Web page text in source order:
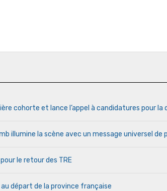
cohorte et lance l’appel à candidatures pour la
illumine la scène avec un message universel de
le retour des TRE
départ de la province française